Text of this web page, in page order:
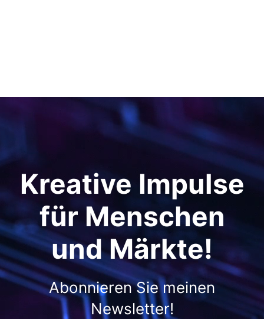
Kreative Impulse
für Menschen
und Märkte!
Abonnieren Sie meinen
Newsletter!